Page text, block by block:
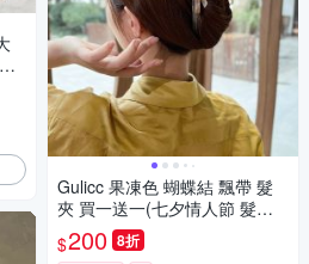
Gulicc 果凍色 蝴蝶結 飄帶 髮
夾 買一送一(七夕情人節 髮夾
鯊魚夾 蝴蝶結 生日禮物 )
$200 8折